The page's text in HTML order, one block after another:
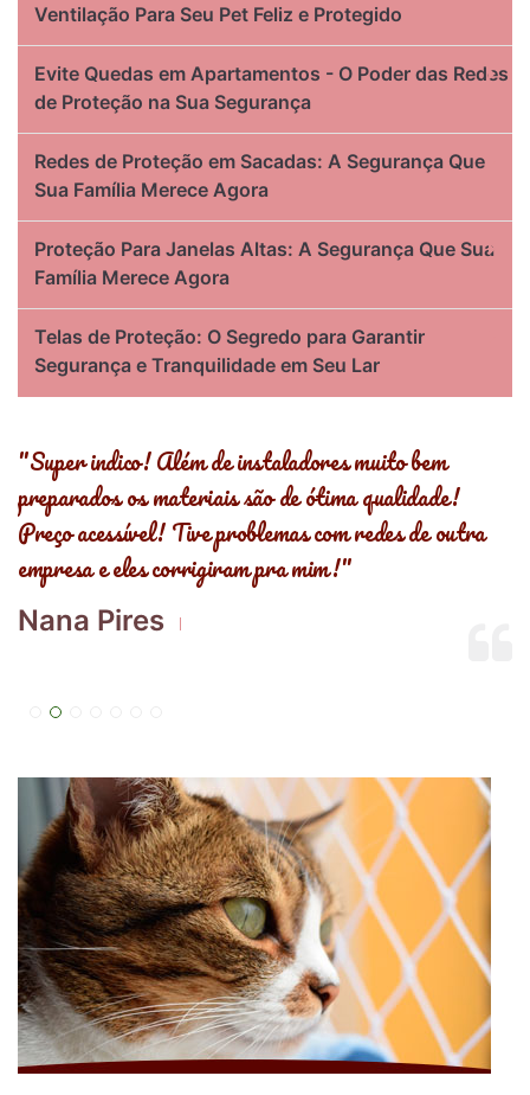
Ventilação Para Seu Pet Feliz e Protegido
Evite Quedas em Apartamentos - O Poder das Redes
de Proteção na Sua Segurança
Redes de Proteção em Sacadas: A Segurança Que
Sua Família Merece Agora
Proteção Para Janelas Altas: A Segurança Que Sua
Família Merece Agora
Telas de Proteção: O Segredo para Garantir
Segurança e Tranquilidade em Seu Lar
"Super indico! Além de instaladores muito bem
preparados os materiais são de ótima qualidade!
Preço acessível! Tive problemas com redes de outra
empresa e eles corrigiram pra mim!"
Nana Pires